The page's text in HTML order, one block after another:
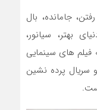
جامانده، بال
بهتر، سیانور،
فیلم های سینمایی
سریال پرده نشین